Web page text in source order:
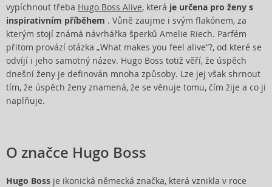
vypíchnout třeba Hugo Boss Alive, která je určena pro ženy s
inspirativním příběhem . Vůně zaujme i svým flakónem, za
kterým stojí známá návrhářka šperků Amelie Riech. Parfém
přitom provází otázka „What makes you feel alive“?, od které se
odvíjí i jeho samotný název. Hugo Boss totiž věří, že úspěch
dnešní ženy je definován mnoha způsoby. Lze jej však shrnout
tím, že úspěch ženy znamená, že se věnuje tomu, čím žije a co ji
naplňuje.
O značce Hugo Boss
Hugo Boss je ikonická německá značka, která vznikla v roce